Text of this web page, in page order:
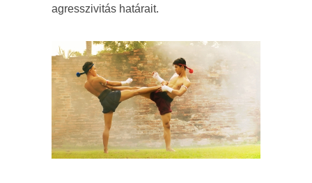
agresszivitás határait.